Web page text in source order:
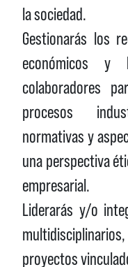
la sociedad.
Gestionarás los
económicos y
colaboradores
procesos
normativas y
una perspectiva
empresarial.
Liderarás y/o
proyectos